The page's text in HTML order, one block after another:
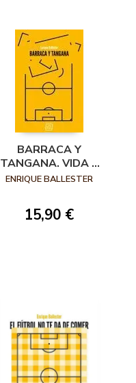
BARRACA Y
TANGANA. VIDA Y
MUERTE EN LA
ENRIQUE BALLESTER
15,90 €